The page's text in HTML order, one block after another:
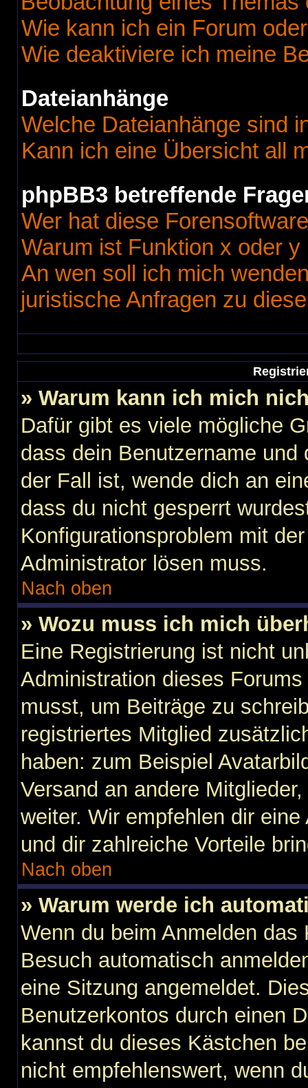
Wie kann ich ein Forum
Wie deaktiviere ich meine
Dateianhänge
Welche Dateianhänge sind
Kann ich eine Übersicht all
phpBB3 betreffende
Wer hat diese
Warum ist Funktion x oder
An wen soll ich mich
juristische Anfragen zu
» Warum kann ich mich
Dafür gibt es viele mögliche
dass dein Benutzername
der Fall ist, wende dich an
dass du nicht gesperrt
Konfigurationsproblem mit
Administrator lösen muss.
Nach oben
» Wozu muss ich mich
Eine Registrierung ist nicht
Administration dieses
musst, um Beiträge zu
registriertes Mitglied
haben: zum Beispiel
Versand an andere
weiter. Wir empfehlen dir
und dir zahlreiche Vorteile
Nach oben
» Warum werde ich
Wenn du beim Anmelden
Besuch automatisch
eine Sitzung angemeldet.
Benutzerkontos durch einen
kannst du dieses Kästchen
nicht empfehlenswert, wenn